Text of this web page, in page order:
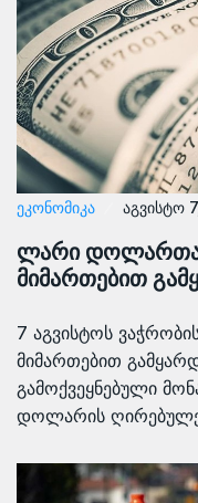
ᲔᲙᲝᲜᲝᲛᲘᲙᲐ აგვისტო
ლარი
მიმართებით
7 აგვისტოს
მიმართებით
გამოქვეყნებული
დოლარის